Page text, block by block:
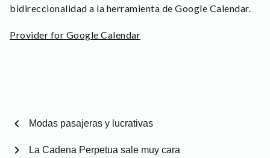
bidireccionalidad a la herramienta de Google Calendar.
Provider for Google Calendar
chevron_left Modas pasajeras y lucrativas
La Cadena Perpetua sale muy cara
chevron_right